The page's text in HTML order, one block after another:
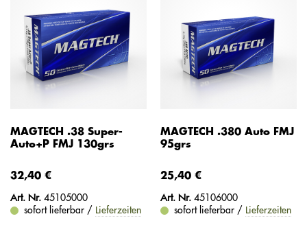
MAGTECH .38 Super-
Auto+P FMJ 130grs
32,40 €
Art. Nr. 45105000
sofort lieferbar / Lieferzeiten
MAGTECH .380 Auto FMJ
95grs
25,40 €
Art. Nr. 45106000
sofort lieferbar / Lieferzeiten